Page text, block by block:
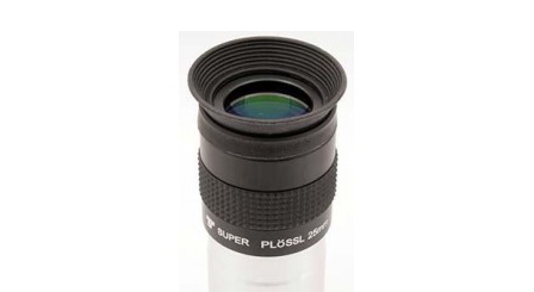
CHIUSI PER
GLI ORDINI SARANNO EVASI